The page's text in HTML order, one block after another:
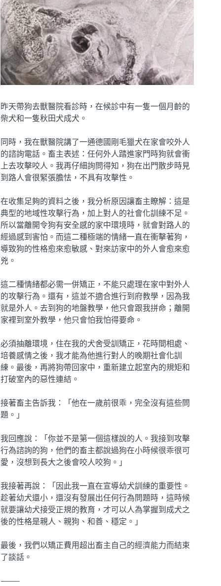
昨天帶狗去獸醫院看診時，在候診中有一隻一個月齡的
柴犬和一隻秋田犬成犬。
同時，我在獸醫院講了一通德國剛毛獵犬在家會咬外人
的諮詢電話。畜主表述：任何外人踏進家門時狗就會衝
上去攻擊咬人。我再仔細詢問得知，狗在出門散步時見
到路人會很緊張膽怯，不具有攻擊性。
在收集足夠的資料之後，我分析原因讓畜主瞭解：這是
典型的地域性攻擊行為，加上對人的社會化訓練不足。
所以當離開令狗有安全感的家中環境時，就會對路人的
經過感到害怕。而這二種極端的情緒一直在衝擊著狗，
導致狗的性格愈來愈敏感、對來訪家中的外人會愈來愈
兇。
這二種情緒都必需一併矯正，不能只處理在家中對外人
的攻擊行為。還有，這並不適合進行到府教學，因為我
就是外人。去到狗的地盤教學，他只會跟我拼命；離開
家裡到室外教學，他只會怕我怕得要命。
必須抽離環境，住在我的犬舍受訓矯正，花時間相處、
培養感情之後，我才能為他進行對人的晚期社會化訓
練。最後，再將狗帶回家中，重新建立起室內的規矩和
打破室內的惡性連結。
接著畜主告訴我：「他在一歲前很乖，完全沒有這些問
題。」
我回應說：「你並不是第一個這樣說的人。我接到攻擊
行為諮詢的狗，他們的畜主都說過狗在小時候很乖很可
愛，沒想到長大之後會咬人咬狗。」
我接著再說：「因此我一直在宣導幼犬訓練的重要性。
趁著幼犬還小，還沒有發展出任何行為問題時，這時候
就要讓幼犬接受正規的教育，才可以人為掌握到成犬之
後的性格是親人、親狗、和善、穩定。」
最後，我們以矯正費用超出畜主自己的經濟能力而結束
了談話。
⸻